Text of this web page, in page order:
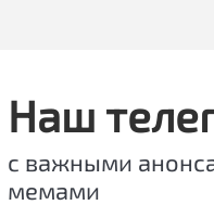
Наш
с важными
мемами